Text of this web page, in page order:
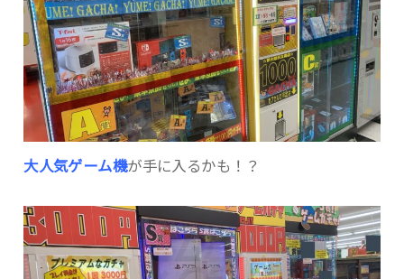
大人気ゲーム機が手に入るかも！？